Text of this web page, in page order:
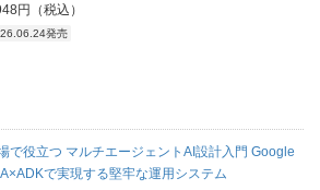
円（税込）
発売
で役立つ マルチエージェントAI設計入門 Google
で実現する堅牢な運用システム